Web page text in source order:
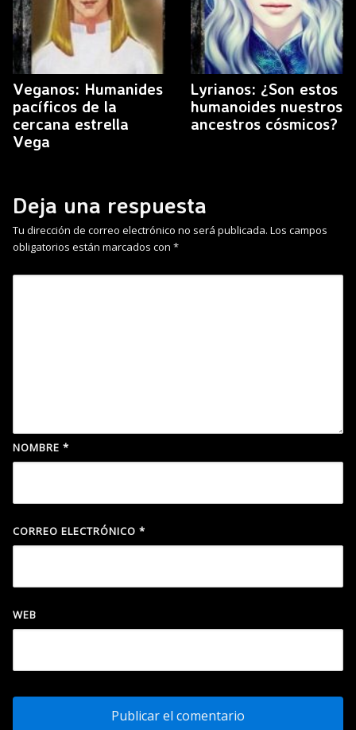
Veganos: Humanides
pacíficos de la
cercana estrella
Vega
Lyrianos: ¿Son estos
humanoides nuestros
ancestros cósmicos?
Deja una respuesta
Tu dirección de correo electrónico no será publicada. Los campos
obligatorios están marcados con *
NOMBRE *
CORREO ELECTRÓNICO *
WEB